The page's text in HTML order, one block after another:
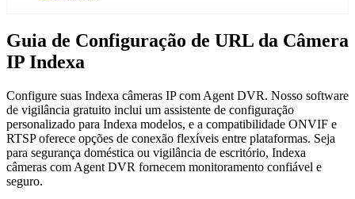
Guia de Configuração de URL da Câmera
IP Indexa
Configure suas Indexa câmeras IP com Agent DVR. Nosso software
de vigilância gratuito inclui um assistente de configuração
personalizado para Indexa modelos, e a compatibilidade ONVIF e
RTSP oferece opções de conexão flexíveis entre plataformas. Seja
para segurança doméstica ou vigilância de escritório, Indexa
câmeras com Agent DVR fornecem monitoramento confiável e
seguro.